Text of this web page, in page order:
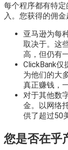
每个程序都有特
入。您获得的佣
亚马逊为每
取决于。这
高，但仍有
ClickBank仅
为他们的大
真正赚钱，
对于其他数
金。以网络
供了超过50
您是否在乎